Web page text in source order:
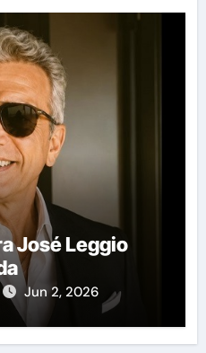
José Leggio
Jun 2, 2026